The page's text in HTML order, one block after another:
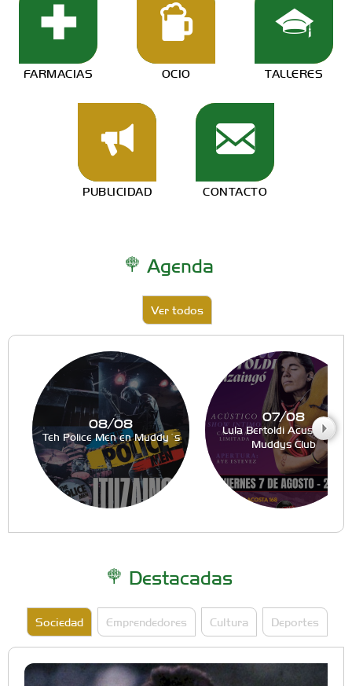
FARMACIAS OCIO TALLERES
PUBLICIDAD CONTACTO
Agenda
Ver todos
08/08
Teh Police Men en Muddy´s
07/08
Lula Bertoldi Acustico en
Muddys Club
Destacadas
Sociedad Emprendedores Cultura Deportes